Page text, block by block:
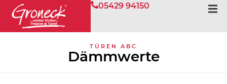
05429 94150
TÜREN ABC
Dämmwerte